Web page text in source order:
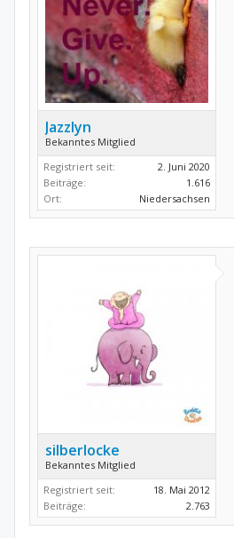
Jazzlyn
Bekanntes Mitglied
Registriert seit:
2. Juni 2020
Beiträge:
1.616
Ort:
Niedersachsen
silberlocke
Bekanntes Mitglied
Registriert seit:
18. Mai 2012
Beiträge:
2.763